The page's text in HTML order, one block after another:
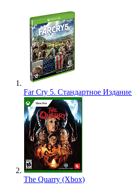
Far Cry 5. Стандартное
The Quarry (Xbox)